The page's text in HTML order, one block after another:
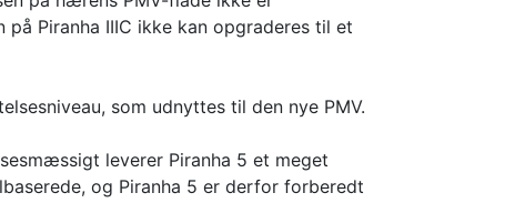
Piranha IIIC ikke kan opgraderes til et
som udnyttes til den nye PMV.
leverer Piranha 5 et meget
og Piranha 5 er derfor forberedt